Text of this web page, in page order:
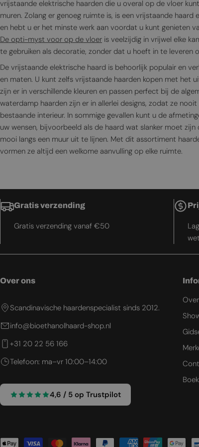
vrijstaande elektrische haarden die u overal op de vloer
muren. Zolang er genoeg ruimte is, is een vrijstaande haard
en hebt u er het minste werk aan voordat u kunt genieten
De opti-myst voor op de vloer is veelzijdig in vrijwel elke
te gebruiken als decoratie, zonder dat u hoeft in te leveren
De vrijstaande elektrische haard is behoorlijk populair en
en maten. U kunt zelfs vrijstaande haarden kopen met het
zijn er in verschillende kleuren en passen perfect bij de
waterdamp haarden zijn er in allerlei designs, zodat ze
bestaande interieur. In sommige gevallen kunt u de
uw wensen, bijvoorbeeld als de haard wat slanker moet
mooi langs een muur uit te lijnen. Met dit assortiment
vormen ze altijd een welkome aanvulling op elke ruimte.
Gratis verzending
Gratis verzending vanaf €50
Over ons
Scandinavische haardenspecialist sinds 2012.
info@bioethanolhaard-shop.nl
+31 20 22 56 166
Telefoon: ma–vr 10:00–14:00
4,6 / 5 op Trustpilot
Betaalmethoden